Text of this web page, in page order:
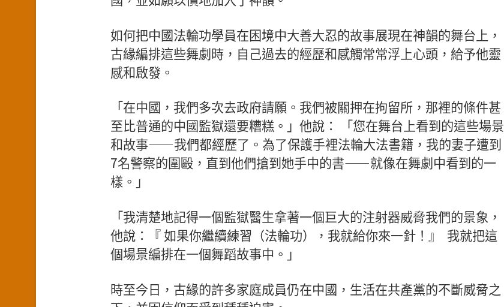
如何把中國法輪功學員在困境中大善大忍的故事展現在神韻的舞台上，
古緣編排這些舞劇時，自己過去的經歷和感觸常常浮上心頭，給予他靈
感和啟發。
「在中國，我們多次去政府請願。我們被關押在拘留所，那裡的條件甚
至比普通的中國監獄還要糟糕。」他說： 「您在舞台上看到的這些場景
和故事——我們都經歷了。為了保護手裡法輪大法書籍，我的妻子遭到
7名警察的圍毆，直到他們搶到她手中的書——就像在舞劇中看到的一
樣。」
「我清楚地記得一個監獄醫生拿著一個巨大的注射器威脅我們的景象，
他說：『 如果你繼續練習（法輪功），我就給你來一針！』 我就把這
個場景編排在一個舞蹈故事中。」
時至今日，古緣的許多家庭成員仍在中國，生活在共產黨的不斷威脅之